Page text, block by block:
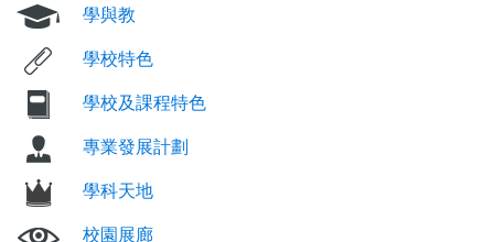
學與教
學校特色
學校及課程特色
專業發展計劃
學科天地
校園展廊